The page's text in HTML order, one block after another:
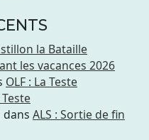
la Bataille
les vacances 2026
OLF : La Teste
Teste
dans ALS : Sortie de fin